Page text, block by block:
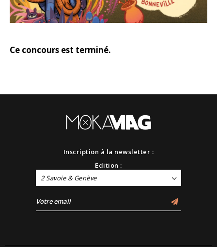
Ce concours est terminé.
Inscription à la newsletter :
Edition :
2 Savoie & Genève